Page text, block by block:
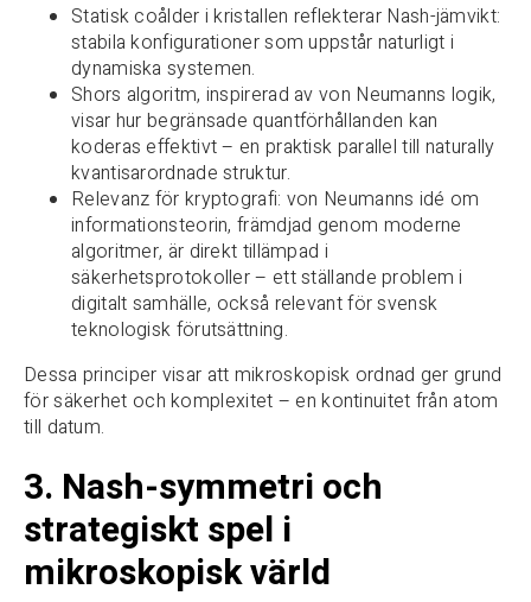
Statisk coålder i kristallen reflekterar Nash-jämvikt:
stabila konfigurationer som uppstår naturligt i
dynamiska systemen.
Shors algoritm, inspirerad av von Neumanns logik,
visar hur begränsade quantförhållanden kan
koderas effektivt – en praktisk parallel till naturally
kvantisarordnade struktur.
Relevanz för kryptografi: von Neumanns idé om
informationsteorin, främdjad genom moderne
algoritmer, är direkt tillämpad i
säkerhetsprotokoller – ett ställande problem i
digitalt samhälle, också relevant för svensk
teknologisk förutsättning.
Dessa principer visar att mikroskopisk ordnad ger grund
för säkerhet och komplexitet – en kontinuitet från atom
till datum.
3. Nash-symmetri och
strategiskt spel i
mikroskopisk värld